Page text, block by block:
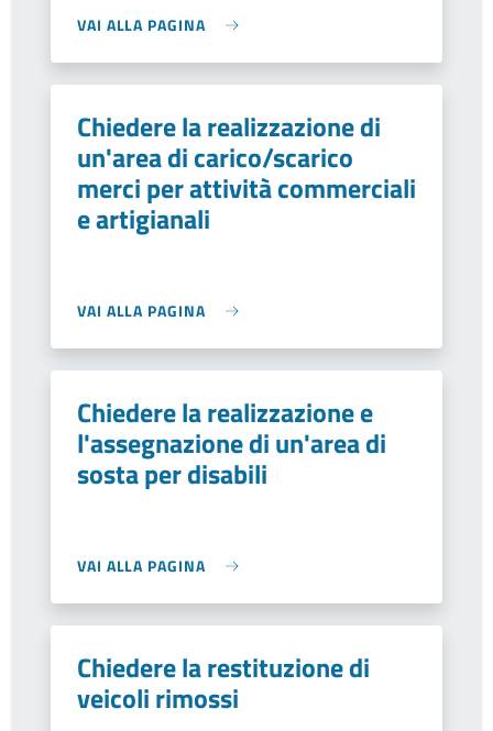
VAI ALLA PAGINA
Chiedere la realizzazione di
un'area di carico/scarico
merci per attività commerciali
e artigianali
VAI ALLA PAGINA
Chiedere la realizzazione e
l'assegnazione di un'area di
sosta per disabili
VAI ALLA PAGINA
Chiedere la restituzione di
veicoli rimossi